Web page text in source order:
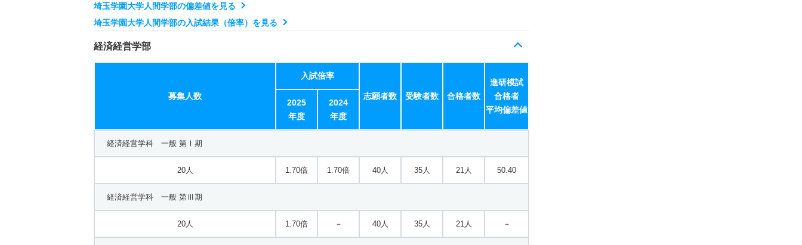
心理学科 一般 第Ⅲ期
10人 2.10倍 1.40倍 61人 60人 29人 55
埼玉学園大学人間学部の偏差値を見る
埼玉学園大学人間学部の入試結果（倍率）を見る
経済経営学部
募集人数
入試倍率
志願者数 受験者数 合格者数
進研模試
合格者
平均偏差値
2025
年度
2024
年度
経済経営学科 一般 第Ⅰ期
20人 1.70倍 1.70倍 40人 35人 21人 50.40
経済経営学科 一般 第Ⅲ期
20人 1.70倍 － 40人 35人 21人 －